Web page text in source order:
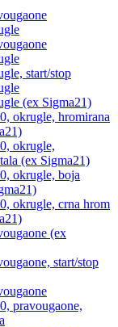
start/stop
(ex Sigma21)
okrugle, hromirana
okrugle,
(ex Sigma21)
okrugle, boja
okrugle, crna hrom
(ex
start/stop
pravougaone,